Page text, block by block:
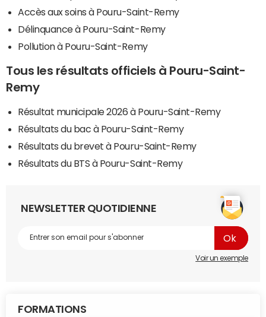
Accès aux soins à Pouru-Saint-Remy
Délinquance à Pouru-Saint-Remy
Pollution à Pouru-Saint-Remy
Tous les résultats officiels à Pouru-Saint-
Remy
Résultat municipale 2026 à Pouru-Saint-Remy
Résultats du bac à Pouru-Saint-Remy
Résultats du brevet à Pouru-Saint-Remy
Résultats du BTS à Pouru-Saint-Remy
NEWSLETTER QUOTIDIENNE
Voir un exemple
FORMATIONS